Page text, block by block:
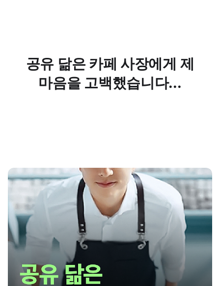
공유 닮은 카페 사장에게 제
마음을 고백했습니다...